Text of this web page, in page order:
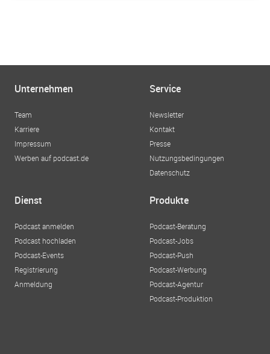
Unternehmen
Team
Karriere
Impressum
Werben auf podcast.de
Service
Newsletter
Kontakt
Presse
Nutzungsbedingungen
Datenschutz
Dienst
Podcast anmelden
Podcast hochladen
Podcast-Events
Registrierung
Anmeldung
Produkte
Podcast-Beratung
Podcast-Jobs
Podcast-Push
Podcast-Werbung
Podcast-Agentur
Podcast-Produktion